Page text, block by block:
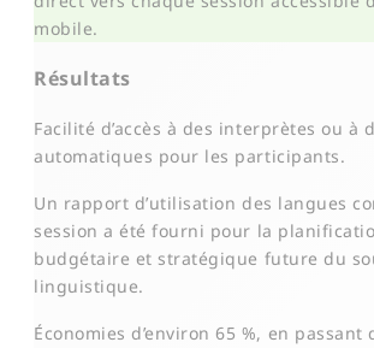
mobile.
Résultats
Facilité d’accès à des interprètes ou à
automatiques pour les participants.
Un rapport d’utilisation des langues
session a été fourni pour la
budgétaire et stratégique future du
linguistique.
Économies d’environ 65 %, en passant